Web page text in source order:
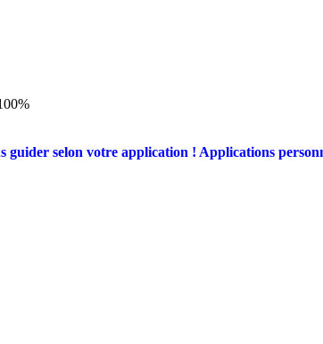
selon votre application ! Applications